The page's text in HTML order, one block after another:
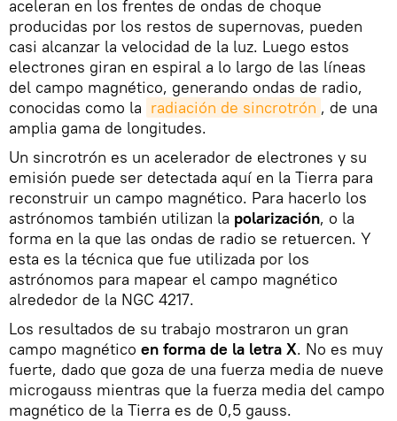
aceleran en los frentes de ondas de choque
producidas por los restos de supernovas, pueden
casi alcanzar la velocidad de la luz. Luego estos
electrones giran en espiral a lo largo de las líneas
del campo magnético, generando ondas de radio,
conocidas como la radiación de sincrotrón , de una
amplia gama de longitudes.
Un sincrotrón es un acelerador de electrones y su
emisión puede ser detectada aquí en la Tierra para
reconstruir un campo magnético. Para hacerlo los
astrónomos también utilizan la polarización, o la
forma en la que las ondas de radio se retuercen. Y
esta es la técnica que fue utilizada por los
astrónomos para mapear el campo magnético
alrededor de la NGC 4217.
Los resultados de su trabajo mostraron un gran
campo magnético en forma de la letra X. No es muy
fuerte, dado que goza de una fuerza media de nueve
microgauss mientras que la fuerza media del campo
magnético de la Tierra es de 0,5 gauss.